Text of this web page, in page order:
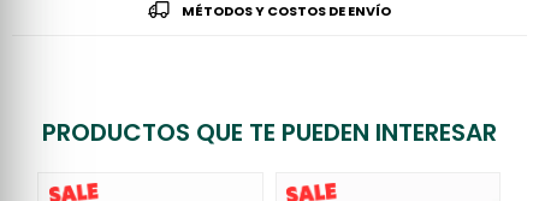
MÉTODOS Y COSTOS DE ENVÍO
PRODUCTOS QUE TE PUEDEN INTERESAR